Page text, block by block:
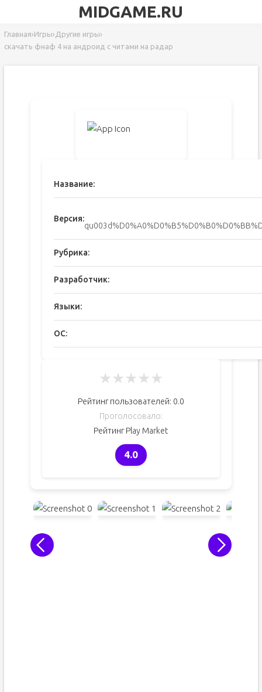
MIDGAME.RU
Главная›Игры› Другие игры›
скачать фнаф 4 на андроид с читами на радар
Название:
Версия:
Рубрика:
Разработчик:
Языки:
ОС:
★★★★★
Рейтинг пользователей: 0.0
Проголосовало:
Рейтинг Play Market
4.0